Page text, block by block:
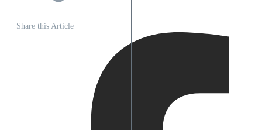
Share this Article